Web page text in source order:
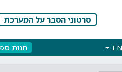
סרטוני הסבר על המערכת
חנות